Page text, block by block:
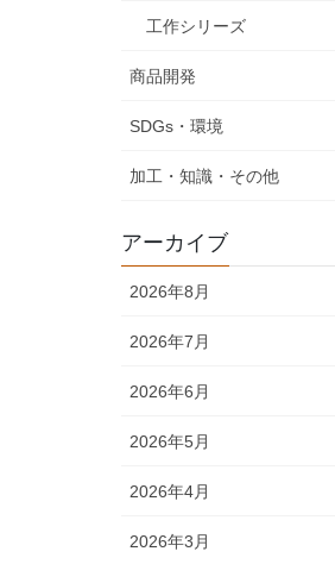
工作シリーズ
商品開発
SDGs・環境
加工・知識・その他
アーカイブ
2026年8月
2026年7月
2026年6月
2026年5月
2026年4月
2026年3月